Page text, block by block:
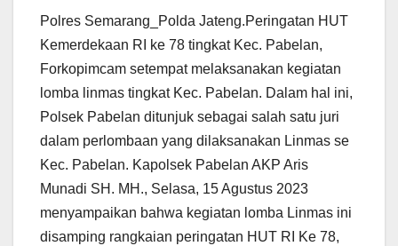
Polres Semarang_Polda Jateng.Peringatan HUT
Kemerdekaan RI ke 78 tingkat Kec. Pabelan,
Forkopimcam setempat melaksanakan kegiatan
lomba linmas tingkat Kec. Pabelan. Dalam hal ini,
Polsek Pabelan ditunjuk sebagai salah satu juri
dalam perlombaan yang dilaksanakan Linmas se
Kec. Pabelan. Kapolsek Pabelan AKP Aris
Munadi SH. MH., Selasa, 15 Agustus 2023
menyampaikan bahwa kegiatan lomba Linmas ini
disamping rangkaian peringatan HUT RI Ke 78,